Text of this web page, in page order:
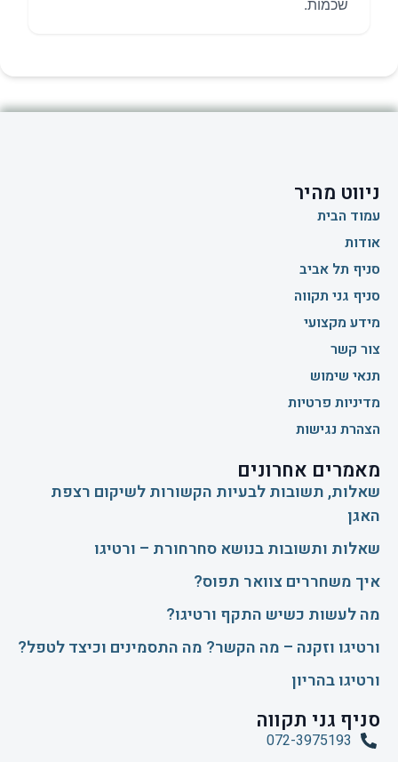
שכמות.
ניווט מהיר
עמוד הבית
אודות
סניף תל אביב
סניף גני תקווה
מידע מקצועי
צור קשר
תנאי שימוש
מדיניות פרטיות
הצהרת נגישות
מאמרים אחרונים
שאלות, תשובות לבעיות הקשורות לשיקום רצפת
האגן
שאלות ותשובות בנושא סחרחורת – ורטיגו
איך משחררים צוואר תפוס?
​מה לעשות כשיש התקף ורטיגו?
ורטיגו וזקנה – מה הקשר? מה התסמינים וכיצד לטפל?
ורטיגו בהריון
סניף גני תקווה
072-3975193